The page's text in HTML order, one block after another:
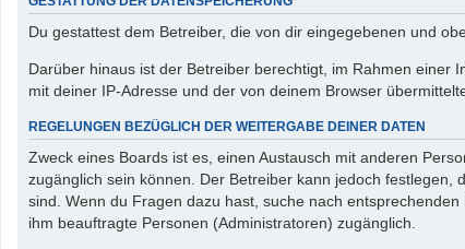
Du gestattest dem Betreiber, die von dir eingegebenen und
Darüber hinaus ist der Betreiber berechtigt, im Rahmen einer
mit deiner IP-Adresse und der von deinem Browser
REGELUNGEN BEZÜGLICH DER WEITERGABE DEINER DATEN
Zweck eines Boards ist es, einen Austausch mit anderen
zugänglich sein können. Der Betreiber kann jedoch
sind. Wenn du Fragen dazu hast, suche nach
ihm beauftragte Personen (Administratoren) zugänglich.